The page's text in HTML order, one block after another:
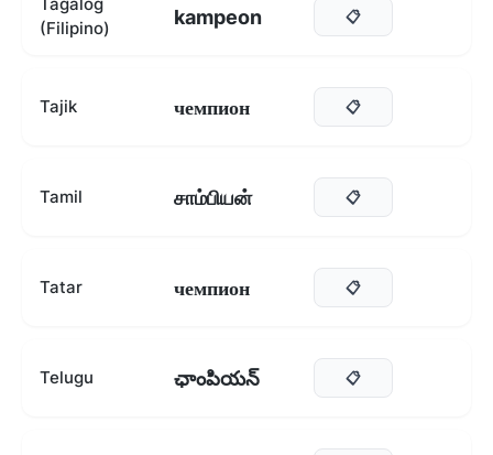
(Filipino)
kampeon 📋
Tajik чемпион 📋
Tamil சாம்பியன் 📋
Tatar чемпион 📋
Telugu ఛాంపియన్ 📋